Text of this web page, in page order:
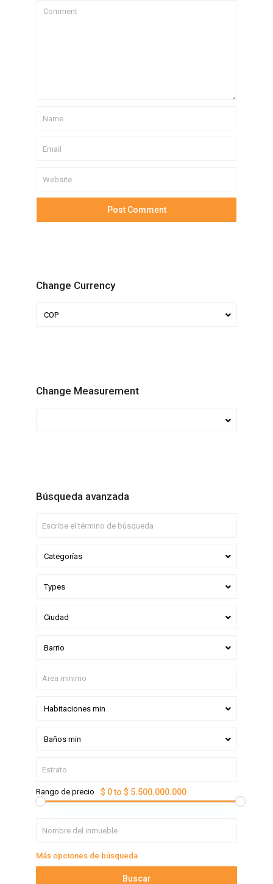
Change Currency
COP
Change Measurement
Búsqueda avanzada
Categorías
Types
Ciudad
Barrio
Habitaciones min
Baños min
Rango de precio $ 0 to $ 5.500.000.000
Más opciones de búsqueda
Buscar